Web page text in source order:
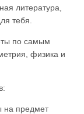
литература,
тебя.
по самым
физика и
на предмет